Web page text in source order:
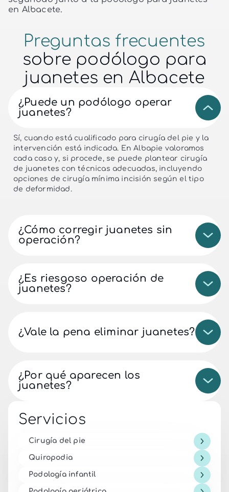
Servicios
Cirugía del pie
Quiropodia
Podología infantil
en Albacete.
Preguntas frecuentes
sobre podólogo para
juanetes en Albacete
¿Puede un podólogo operar
juanetes?
Sí, cuando está cualificado para cirugía del pie y la
intervención está indicada. En Albapie valoramos
cada caso y, si procede, se puede plantear cirugía
de juanetes con técnicas adecuadas, incluyendo
opciones de cirugía mínima incisión según el tipo
de deformidad.
¿Cómo corregir juanetes sin
operación?
¿Es riesgoso operación de
juanetes?
¿Vale la pena eliminar juanetes?
¿Por qué aparecen los
juanetes?